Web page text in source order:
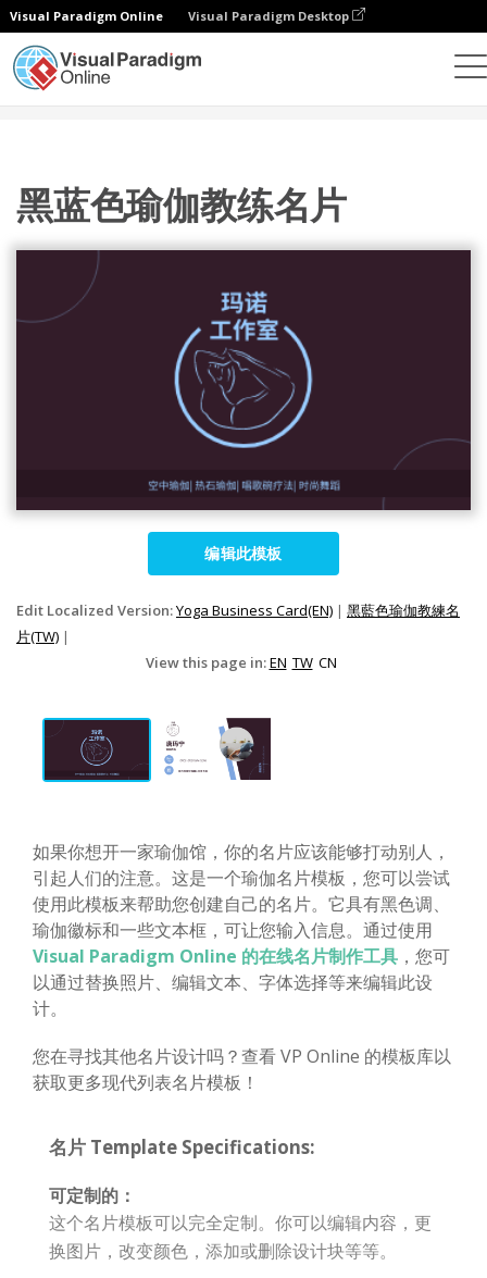
Visual Paradigm Online Visual Paradigm Desktop
黑蓝色瑜伽教练名片
编辑此模板
Edit Localized Version:Yoga Business Card(EN) | 黑藍色瑜伽教練名
片(TW) |
View this page in:EN TW CN
如果你想开一家瑜伽馆，你的名片应该能够打动别人，
引起人们的注意。这是一个瑜伽名片模板，您可以尝试
使用此模板来帮助您创建自己的名片。它具有黑色调、
瑜伽徽标和一些文本框，可让您输入信息。通过使用
Visual Paradigm Online 的在线名片制作工具 ，您可
以通过替换照片、编辑文本、字体选择等来编辑此设
计。
您在寻找其他名片设计吗？查看 VP Online 的模板库以
获取更多现代列表名片模板！
名片 Template Specifications:
可定制的：
这个名片模板可以完全定制。你可以编辑内容，更
换图片，改变颜色，添加或删除设计块等等。